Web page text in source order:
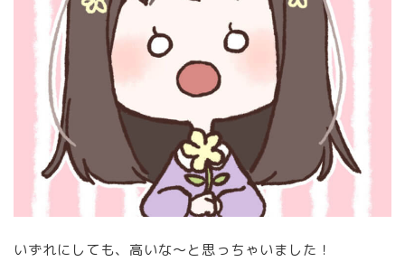
いずれにしても、高いな～と思っちゃいました！